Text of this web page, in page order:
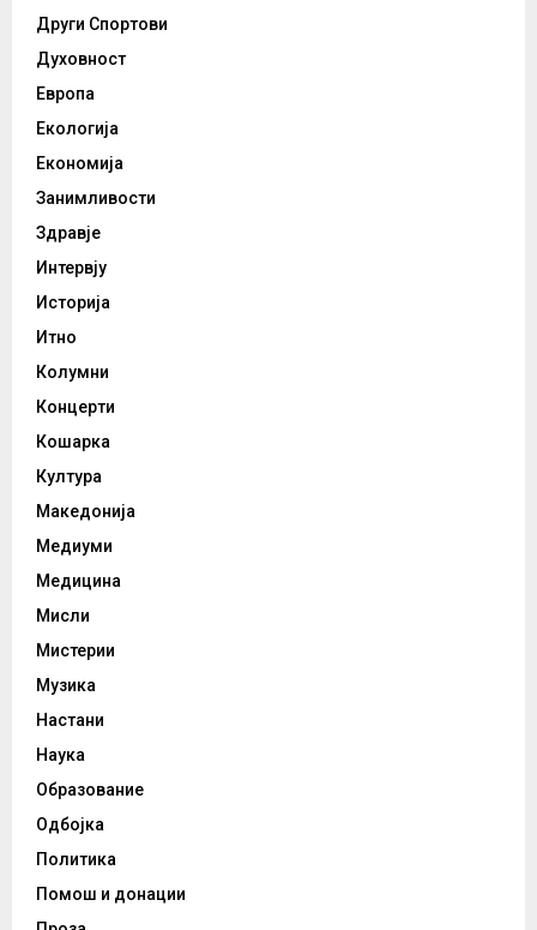
Други Спортови
Духовност
Европа
Екологија
Економија
Занимливости
Здравје
Интервју
Историја
Итно
Колумни
Концерти
Кошарка
Култура
Македонија
Медиуми
Медицина
Мисли
Мистерии
Музика
Настани
Наука
Образование
Одбојка
Политика
Помош и донации